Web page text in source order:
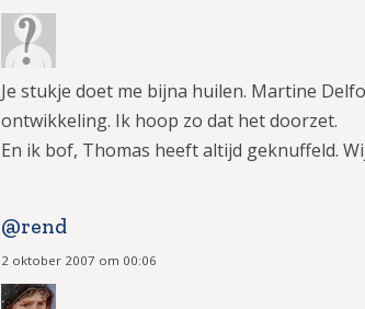
Je stukje doet me bijna huilen. Martine
ontwikkeling. Ik hoop zo dat het doorzet.
En ik bof, Thomas heeft altijd geknuffeld.
@rend
2 oktober 2007 om 00:06